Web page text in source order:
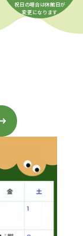
祝日の場合は休館日が
変更になります